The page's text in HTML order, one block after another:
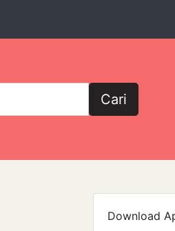
Cari
Download